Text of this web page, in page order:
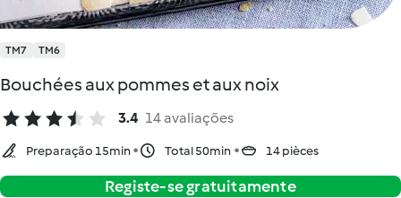
TM7 TM6
Bouchées aux pommes et aux noix
3.4 14 avaliações
Preparação 15min Total 50min 14 pièces
Registe-se gratuitamente